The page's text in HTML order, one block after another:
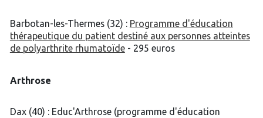
Barbotan-les-Thermes (32) : Programme d'éducation
thérapeutique du patient destiné aux personnes atteintes
de polyarthrite rhumatoïde- 295 euros
Arthrose
Dax (40) : Educ'Arthrose (programme d'éducation